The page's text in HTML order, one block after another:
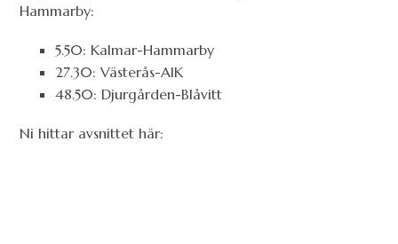
Hammarby:
5.50: Kalmar-Hammarby
27.30: Västerås-AIK
48.50: Djurgården-Blåvitt
Ni hittar avsnittet här: